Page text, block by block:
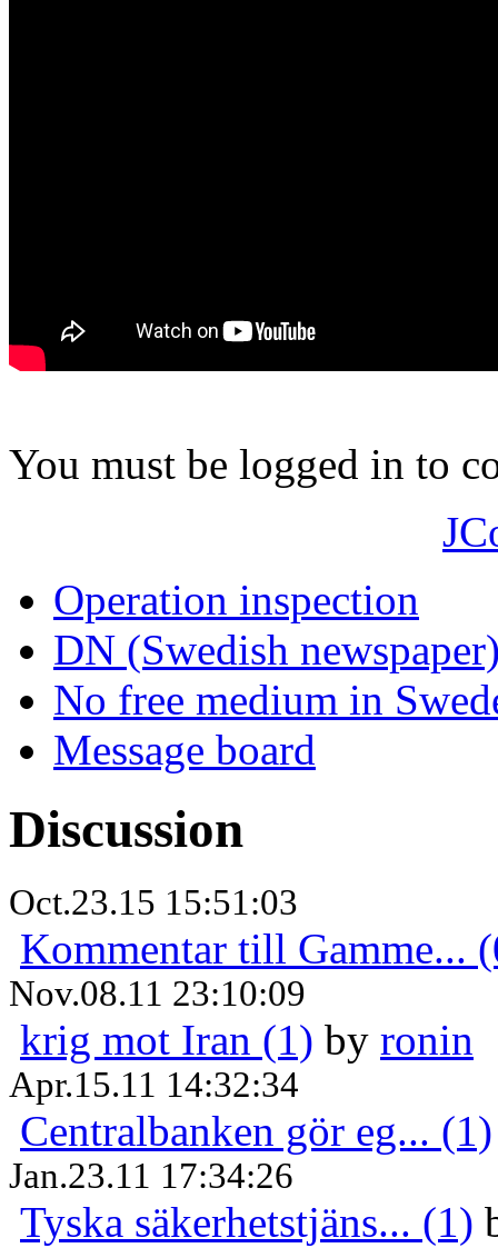
You must be logged in to
Operation inspection
DN (Swedish
No free medium in
Message board
Discussion
Oct.23.15 15:51:03
Kommentar till Gamme...
Nov.08.11 23:10:09
krig mot Iran (1) by ronin
Apr.15.11 14:32:34
Centralbanken gör eg... (1)
Jan.23.11 17:34:26
Tyska säkerhetstjäns... (1)